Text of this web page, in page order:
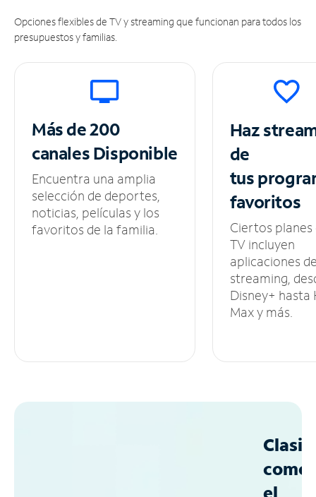
Opciones flexibles de TV y streaming que funcionan para todos los
presupuestos y familias.
Más de 200
canalesDisponible
Encuentra una amplia
selección de deportes,
noticias, películas y los
favoritos de la familia.
Haz
de
tus
favoritos
Ciertos planes
TV incluyen
aplicaciones
streaming,
Disney+ hasta
Max y más.
como
el